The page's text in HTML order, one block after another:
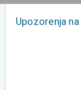
Upozorenja